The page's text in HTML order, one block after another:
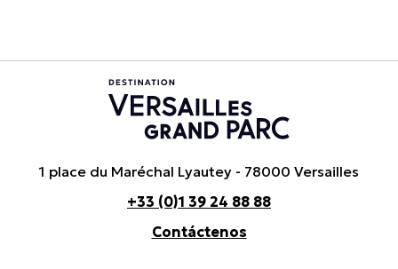
1 place du Maréchal Lyautey - 78000 Versailles
+33 (0)1 39 24 88 88
Contáctenos